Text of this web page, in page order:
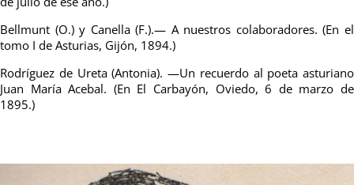
Bellmunt (O.) y Canella (F.).— A nuestros colaboradores. (En el
tomo I de Asturias, Gijón, 1894.)
Rodríguez de Ureta (Antonia). —Un recuerdo al poeta asturiano
Juan María Acebal. (En El Carbayón, Oviedo, 6 de marzo de
1895.)